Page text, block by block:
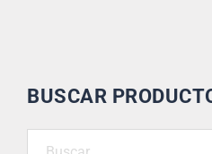
BUSCAR